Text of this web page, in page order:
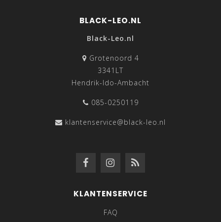
BLACK-LEO.NL
Black-Leo.nl
Grotenoord 4
3341LT
Hendrik-Ido-Ambacht
085-0250119
klantenservice@black-leo.nl
KLANTENSERVICE
FAQ